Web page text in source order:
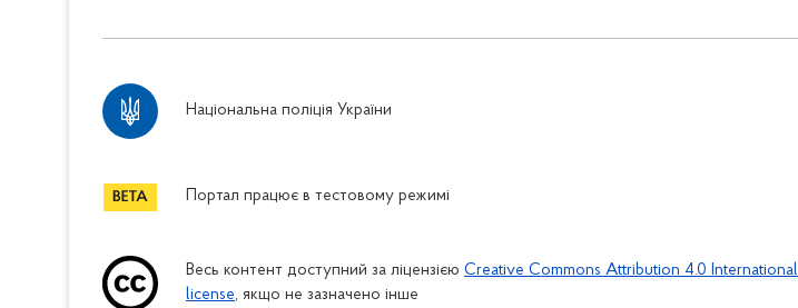
Національна поліція України
Портал працює в тестовому режимі
Весь контент доступний за ліцензією Creative Commons Attribution 4.0 International
license, якщо не зазначено інше